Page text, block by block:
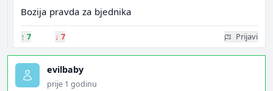
Bozija pravda za bjednika
↑ 7 ↓ 7 Prijavi
evilbaby
prije 1 godinu